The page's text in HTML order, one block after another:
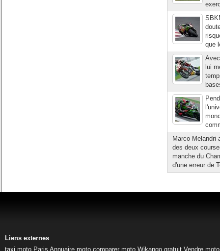
que
lui
Marco Melandri
des deux
manche du
d'une erreur de
Liens externes
taxi moto Paris Annuaire moto comparer moto Wikango gratuit Vendre moto